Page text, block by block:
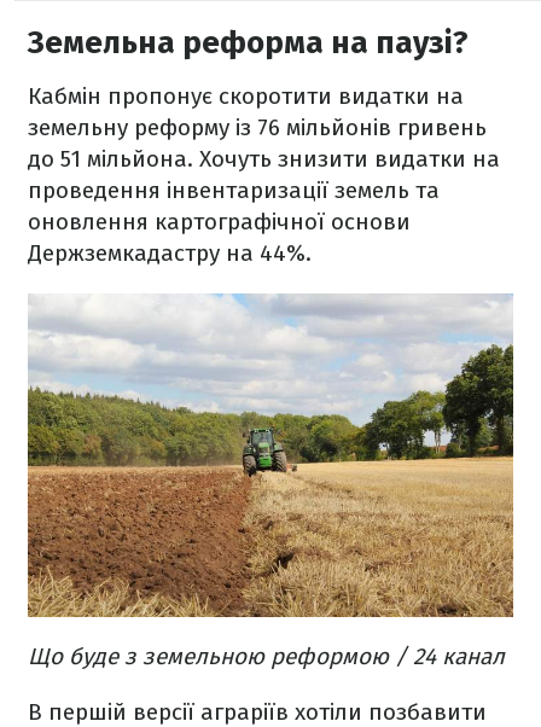
Земельна реформа на паузі?
Кабмін пропонує скоротити видатки на
земельну реформу із 76 мільйонів гривень
до 51 мільйона. Хочуть знизити видатки на
проведення інвентаризації земель та
оновлення картографічної основи
Держземкадастру на 44%.
Що буде з земельною реформою / 24 канал
В першій версії аграріїв хотіли позбавити